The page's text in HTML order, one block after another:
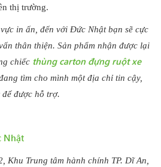
thị trường.
in ấn, đến với Đức Nhật bạn sẽ cực
thân thiện. Sản phẩm nhận được lại
chiếc thùng carton đựng ruột xe
tìm cho mình một địa chỉ tin cậy,
được hỗ trợ.
Nhật
Khu Trung tâm hành chính TP. Dĩ An,